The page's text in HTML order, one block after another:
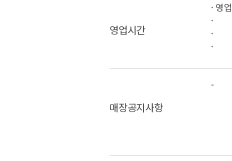
영업시간
· 영
·
·
·
매장공지사항
-